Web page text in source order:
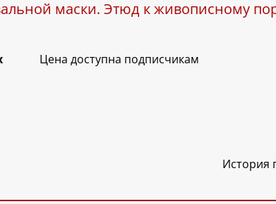
маски. Этюд к живописному
Цена доступна подписчикам
История